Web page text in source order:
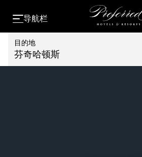
导航栏
目的地
芬奇哈顿斯